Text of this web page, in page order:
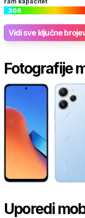
3GB
Vidi sve ključne
Fotografije
Uporedi